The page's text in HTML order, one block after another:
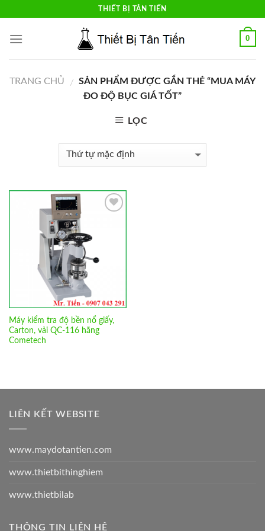
content
THIẾT BỊ TÂN TIẾN
0
TRANG CHỦ / SẢN PHẨM ĐƯỢC GẮN THẺ “MUA MÁY
ĐO ĐỘ BỤC GIÁ TỐT”
LỌC
Máy kiểm tra độ bền nổ giấy,
Carton, vải QC-116 hãng
Cometech
LIÊN KẾT WEBSITE
www.maydotantien.com
www.thietbithinghiem
www.thietbilab
THÔNG TIN LIÊN HỆ